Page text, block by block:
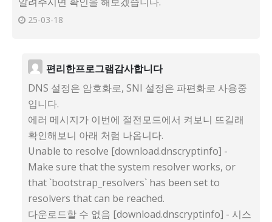
25-03-18
편리한프로그램감사합니다
DNS 설정은 암호화로, SNI 설정은 파편화로 사용중
입니다.
에러 메시지가 이번에 절전모드에서 켜보니 뜨길래
확인해보니 아래 처럼 나옵니다.
Unable to resolve [download.dnscryptinfo] -
Make sure that the system resolver works, or
that `bootstrap_resolvers` has been set to
resolvers that can be reached.
다운로드할 수 없음 [download.dnscryptinfo] - 시스